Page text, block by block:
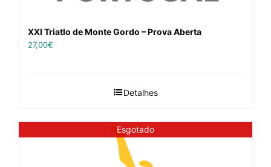
XXI Triatlo de Monte Gordo – Prova Aberta
27,00€
Detalhes
Esgotado